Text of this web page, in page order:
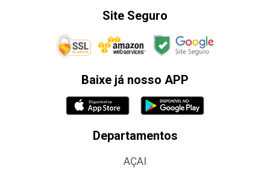
Site Seguro
Baixe já nosso APP
Departamentos
AÇAI